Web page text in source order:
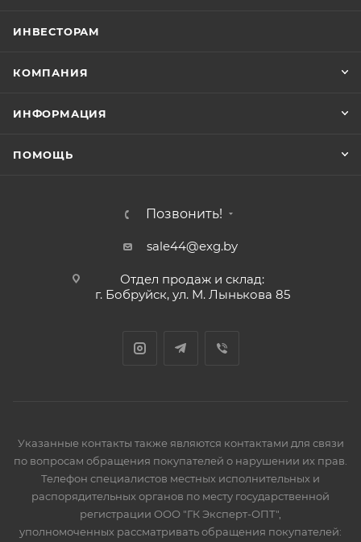
ИНВЕСТОРАМ
КОМПАНИЯ
ИНФОРМАЦИЯ
ПОМОЩЬ
Позвонить!
sale44@exg.by
Отдел продаж и склад:
г. Бобруйск, ул. М. Лынькова 85
Указанные контакты также являются контактами для связи
по вопросам обращения покупателей о нарушении их прав.
Телефон специалистов местных исполнительных и
распорядительных органов по месту государственной
регистрации ООО "ГК Эксперт-ОПТ",
уполномоченных рассматривать обращения покупателей: